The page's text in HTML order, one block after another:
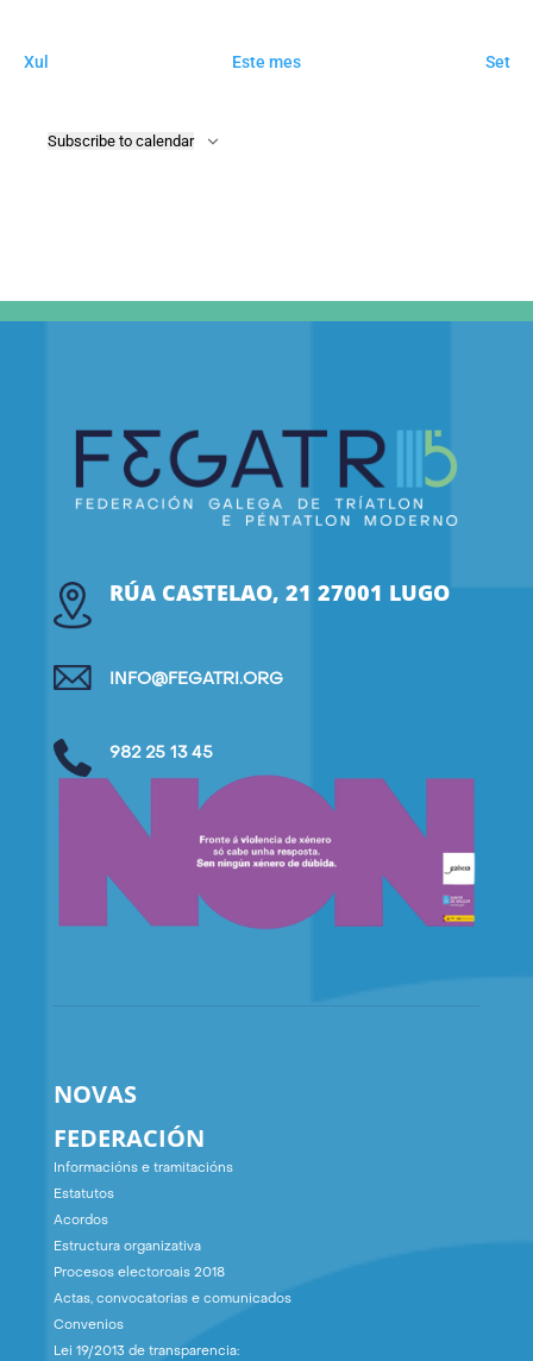
Xul Este mes Set
Subscribe to calendar
RÚA CASTELAO, 21 27001 LUGO
INFO@FEGATRI.ORG
982 25 13 45
NOVAS
FEDERACIÓN
Informacións e tramitacións
Estatutos
Acordos
Estructura organizativa
Procesos electoroais 2018
Actas, convocatorias e comunicados
Convenios
Lei 19/2013 de transparencia: